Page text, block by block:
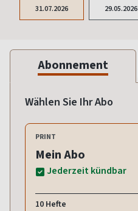
31.07.2026 29.05.2026
Abonnement
Wählen Sie Ihr Abo
PRINT
Mein Abo
Jederzeit kündbar
10 Hefte